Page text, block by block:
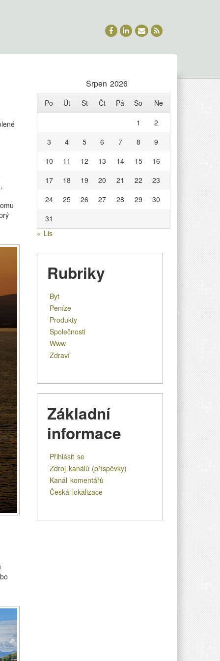
u
Srpen 2026
Po Út St Čt Pá So
Ne
1
2
3
4 5 6 7 8
9
10
11 12 13 14 15
16
17
18 19 20 21 22
23
24
25 26 27 28 29
30
31
« Lis
Rubriky
Byt
Peníze
Produkty
Společnosti
Www
Zdraví
Základní
informace
Přihlásit se
Zdroj kanálů (příspěvky)
Kanál komentářů
Česká lokalizace